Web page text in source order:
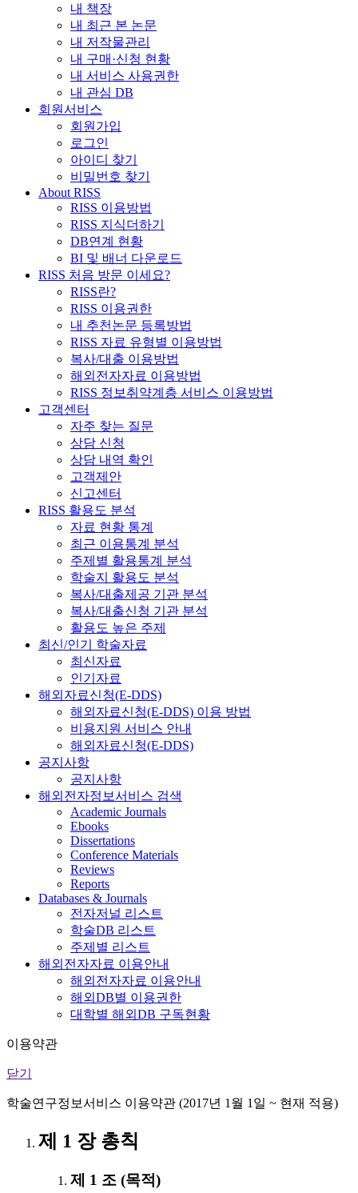
내 책장
내 최근 본 논문
내 저작물관리
내 구매·신청 현황
내 서비스 사용권한
내 관심 DB
회원서비스
회원가입
로그인
아이디 찾기
비밀번호 찾기
About RISS
RISS 이용방법
RISS 지식더하기
DB연계 현황
BI 및 배너 다운로드
RISS 처음 방문 이세요?
RISS란?
RISS 이용권한
내 추천논문 등록방법
RISS 자료 유형별 이용방법
복사/대출 이용방법
해외전자자료 이용방법
RISS 정보취약계층 서비스 이용방법
고객센터
자주 찾는 질문
상담 신청
상담 내역 확인
고객제안
신고센터
RISS 활용도 분석
자료 현황 통계
최근 이용통계 분석
주제별 활용통계 분석
학술지 활용도 분석
복사/대출제공 기관 분석
복사/대출신청 기관 분석
활용도 높은 주제
최신/인기 학술자료
최신자료
인기자료
해외자료신청(E-DDS)
해외자료신청(E-DDS) 이용 방법
비용지원 서비스 안내
해외자료신청(E-DDS)
공지사항
공지사항
해외전자정보서비스 검색
Academic Journals
Ebooks
Dissertations
Conference Materials
Reviews
Reports
Databases & Journals
전자저널 리스트
학술DB 리스트
주제별 리스트
해외전자자료 이용안내
해외전자자료 이용안내
해외DB별 이용권한
대학별 해외DB 구독현황
이용약관
닫기
학술연구정보서비스 이용약관 (2017년 1월 1일 ~ 현재 적용)
제 1 장 총칙
제 1 조 (목적)